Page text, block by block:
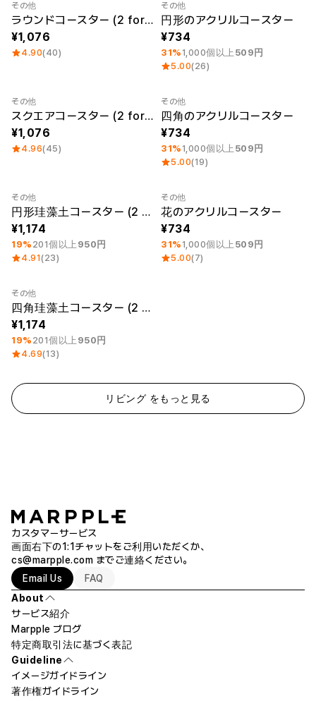
その他
ラウンドコースター (2 for 1)
1,076
4.90(40)
最小注文数量 1個 Category Best
その他
円形のアクリルコースター
734
31% 1,000個以上 509円
5.00(26)
その他
スクエアコースター (2 for 1)
1,076
4.96(45)
最小注文数量 1個
その他
四角のアクリルコースター
734
31% 1,000個以上 509円
5.00(19)
最小注文数量 1個
その他
円形珪藻土コースター (2 for 1)
1,174
19% 201個以上 950円
4.91(23)
その他
花のアクリルコースター
734
31% 1,000個以上 509円
5.00(7)
最小注文数量 1個
その他
四角珪藻土コースター (2 for 1)
1,174
19% 201個以上 950円
4.69(13)
リビング をもっと見る
カスタマーサービス
画面右下の1:1チャットをご利用いただくか、
cs@marpple.com までご連絡ください。
Email Us
FAQ
About
サービス紹介
Marpple ブログ
特定商取引法に基づく表記
Guideline
イメージガイドライン
著作権ガイドライン
ログイン
1：1お問い合わせ
カスタマーセンタ
日本語
袖タイプ
人気ブランド
Champion
AAA
素材
ポリエステル
テリー
ダウンジャケット
団体Tシャツ
レビューBEST
スウェットシャツ&
四季別必須アイテム